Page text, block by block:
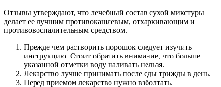
Отзывы утверждают, что лечебный состав сухой микстуры
делает ее лучшим противокашлевым, отхаркивающим и
противовоспалительным средством.
Прежде чем растворить порошок следует изучить
инструкцию. Стоит обратить внимание, что больше
указанной отметки воду наливать нельзя.
Лекарство лучше принимать после еды трижды в день.
Перед приемом лекарство нужно взболтать.